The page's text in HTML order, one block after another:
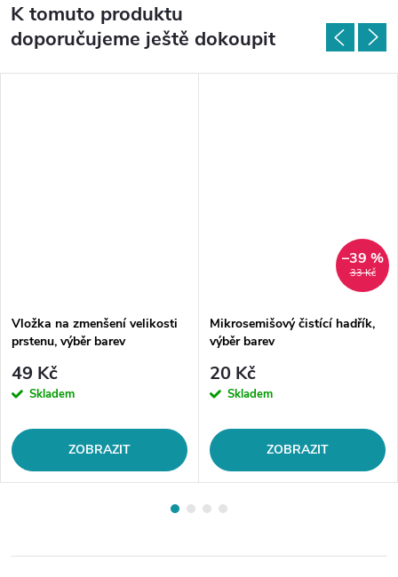
K tomuto produktu
doporučujeme ještě dokoupit
Vložka na zmenšení velikosti
prstenu, výběr barev
49 Kč
Skladem
ZOBRAZIT
33 Kč
–39 %
Mikrosemišový čistící hadřík,
výběr barev
20 Kč
Skladem
ZOBRAZIT